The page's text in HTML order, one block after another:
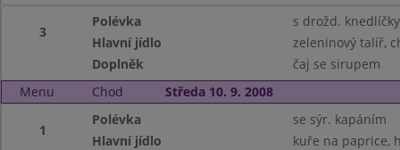
3
Polévka
s drožd. knedlíčky
Hlavní jídlo
zeleninový talíř,
Doplněk
čaj se sirupem
Menu
Chod Středa 10. 9. 2008
1
Polévka
se sýr. kapáním
Hlavní jídlo
kuře na paprice,